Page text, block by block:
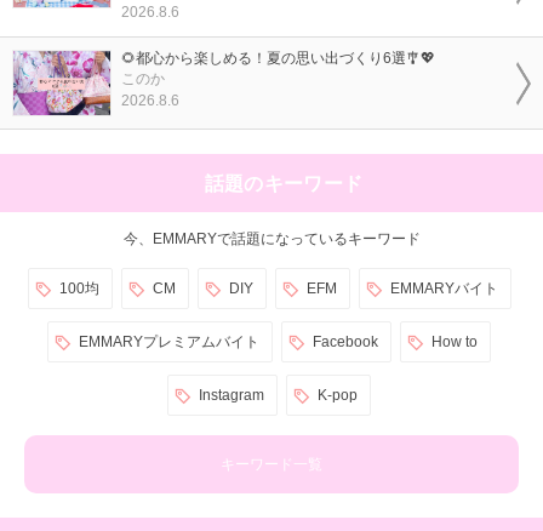
2026.8.6
🌻都心から楽しめる！夏の思い出づくり6選🎐💖
このか
2026.8.6
話題のキーワード
今、EMMARYで話題になっているキーワード
100均 CM DIY EFM EMMARYバイト
EMMARYプレミアムバイト Facebook How to
Instagram K-pop
キーワード一覧